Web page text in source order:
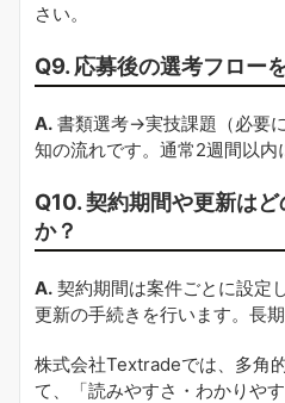
さい。
Q9. 応募後の選考フロー
A. 書類選考→実技課題（必要
知の流れです。通常2週間以内
Q10. 契約期間や更新は
か？
A. 契約期間は案件ごとに設定
更新の手続きを行います。長
株式会社Textradeでは、多角
て、「読みやすさ・わかりや